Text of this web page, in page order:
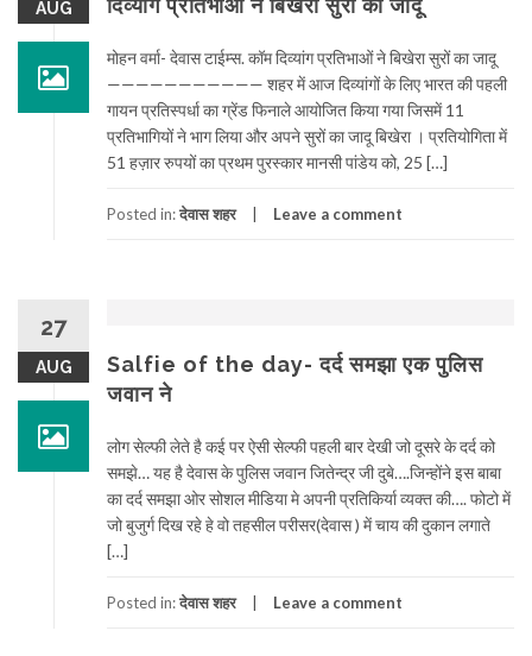
AUG दिव्यांग प्रतिभाओं ने बिखेरा सुरों का जादू
मोहन वर्मा- देवास टाईम्स. कॉम दिव्यांग प्रतिभाओं ने बिखेरा सुरों का जादू
——————————— शहर में आज दिव्यांगों के लिए भारत की पहली
गायन प्रतिस्पर्धा का ग्रेंड फिनाले आयोजित किया गया जिसमें 11
प्रतिभागियों ने भाग लिया और अपने सुरों का जादू बिखेरा । प्रतियोगिता में
51 हज़ार रुपयों का प्रथम पुरस्कार मानसी पांडेय को, 25 […]
Posted in:देवास शहर Leave a comment
27
AUG
Salfie of the day- दर्द समझा एक पुलिस
जवान ने
लोग सेल्फी लेते है कई पर ऐसी सेल्फी पहली बार देखी जो दूसरे के दर्द को
समझे… यह है देवास के पुलिस जवान जितेन्द्र जी दुबे….जिन्होंने इस बाबा
का दर्द समझा ओर सोशल मीडिया मे अपनी प्रतिकिर्या व्यक्त की…. फोटो में
जो बुजुर्ग दिख रहे हे वो तहसील परीसर(देवास ) में चाय की दुकान लगाते
[…]
Posted in:देवास शहर Leave a comment